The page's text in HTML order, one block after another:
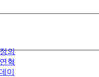
의
혁
미